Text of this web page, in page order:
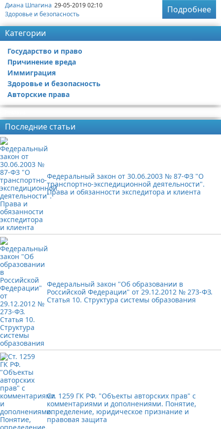
Диана Шпагина 29-05-2019 02:10
Здоровье и безопасность
Подробнее
Категории
Государство и право
Причинение вреда
Иммиграция
Здоровье и безопасность
Авторские права
Последние статьи
Федеральный закон от 30.06.2003 № 87-ФЗ "О
транспортно-экспедиционной деятельности".
Права и обязанности экспедитора и клиента
Федеральный закон "Об образовании в
Российской Федерации" от 29.12.2012 № 273-ФЗ.
Статья 10. Структура системы образования
Ст. 1259 ГК РФ. "Объекты авторских прав" с
комментариями и дополнениями. Понятие,
определение, юридическое признание и
правовая защита